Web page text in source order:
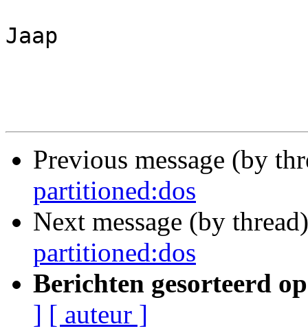
Jaap
Previous message (by
partitioned:dos
Next message (by
partitioned:dos
Berichten gesorteerd
] [ auteur ]